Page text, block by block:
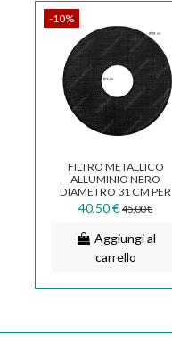
-10%
FILTRO METALLICO
ALLUMINIO NERO
DIAMETRO 31 CM PER
CAPPA ELICA AUDREY
GRI0143077A
40,50 € 45,00 €
Aggiungi al
carrello